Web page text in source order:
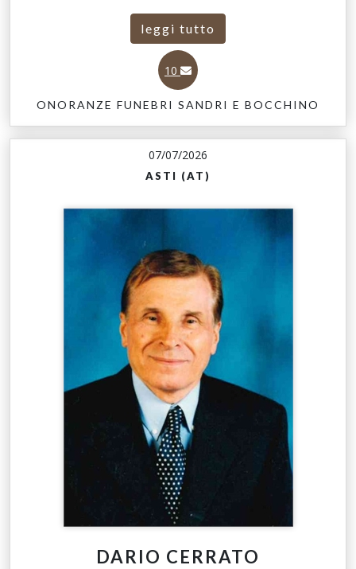
leggi tutto
10
ONORANZE FUNEBRI SANDRI E BOCCHINO
07/07/2026
ASTI (AT)
DARIO CERRATO